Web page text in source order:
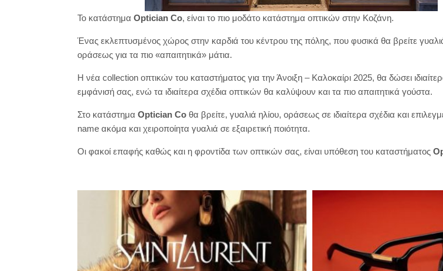
Το κατάστημα Optician Co, είναι το πιο μοδάτο κατάστημα οπτικών στην Κοζάνη.
Ένας εκλεπτυσμένος χώρος στην καρδιά του κέντρου της πόλης, που φυσικά θα βρείτε
οράσεως για τα πιο «απαιτητικά» μάτια.
Η νέα collection οπτικών του καταστήματος για την Άνοιξη – Καλοκαίρι 2025, θα δώσει
εμφάνισή σας, ενώ τα ιδιαίτερα σχέδια οπτικών θα καλύψουν και τα πιο απαιτητικά γούστα.
Στο κατάστημα Optician Co θα βρείτε, γυαλιά ηλίου, οράσεως σε ιδιαίτερα σχέδια και
name ακόμα και χειροποίητα γυαλιά σε εξαιρετική ποιότητα.
Οι φακοί επαφής καθώς και η φροντίδα των οπτικών σας, είναι υπόθεση του καταστήματος